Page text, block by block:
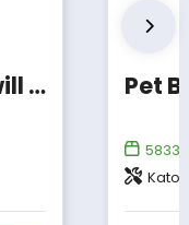
Pet Lisa | Katoenen twill | 5 panels Pet
58335